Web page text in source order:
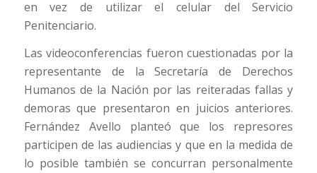
en vez de utilizar el celular del Servicio
Penitenciario.
Las videoconferencias fueron cuestionadas por la
representante de la Secretaría de Derechos
Humanos de la Nación por las reiteradas fallas y
demoras que presentaron en juicios anteriores.
Fernández Avello planteó que los represores
participen de las audiencias y que en la medida de
lo posible también se concurran personalmente